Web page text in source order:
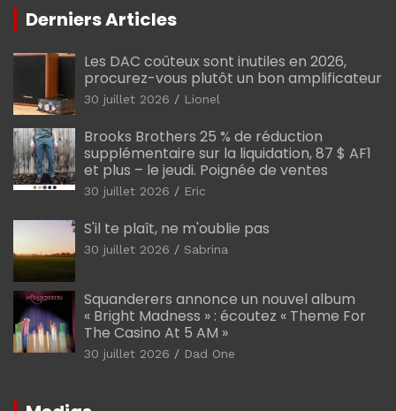
Derniers Articles
Les DAC coûteux sont inutiles en 2026,
procurez-vous plutôt un bon amplificateur
30 juillet 2026 Lionel
Brooks Brothers 25 % de réduction
supplémentaire sur la liquidation, 87 $ AF1
et plus – le jeudi. Poignée de ventes
30 juillet 2026 Eric
S'il te plaît, ne m'oublie pas
30 juillet 2026 Sabrina
Squanderers annonce un nouvel album
« Bright Madness » : écoutez « Theme For
The Casino At 5 AM »
30 juillet 2026 Dad One